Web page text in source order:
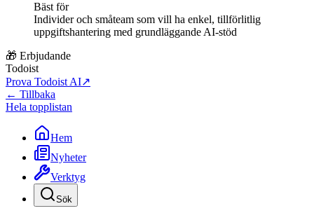
Bäst för
Individer och småteam som vill ha enkel, tillförlitlig
uppgiftshantering med grundläggande AI-stöd
🎁 Erbjudande
Todoist
Prova Todoist AI↗
← Tillbaka
Hela topplistan
Hem
Nyheter
Verktyg
Sök